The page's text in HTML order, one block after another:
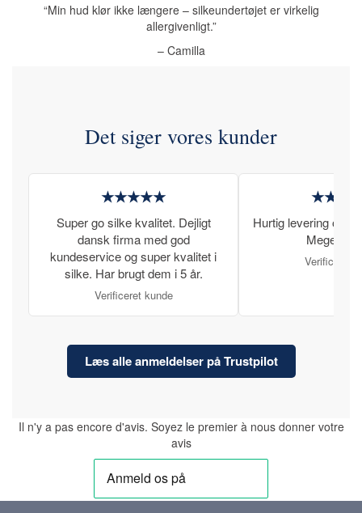
“Min hud klør ikke længere – silkeundertøjet er virkelig
allergivenligt.”
– Camilla
Det siger vores kunder
★★★★★
Super go silke kvalitet. Dejligt
dansk firma med god
kundeservice og super kvalitet i
silke. Har brugt dem i 5 år.
Verificeret kunde
Hurtig levering og
Meget
Verificeret
Læs alle anmeldelser på Trustpilot
Il n'y a pas encore d'avis. Soyez le premier à nous donner votre
avis